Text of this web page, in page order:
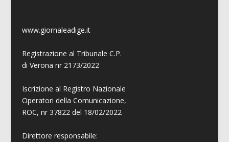
www.giornaleadige.it
Registrazione al Tribunale C.P.
di Verona nr 2173/2022
Iscrizione al Registro Nazionale
Operatori della Comunicazione,
ROC, nr 37822 del 18/02/2022
Direttore responsabile: